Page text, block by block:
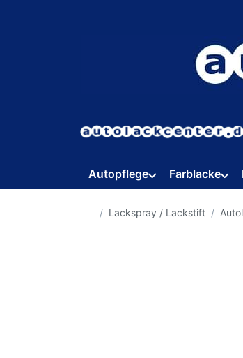
Autopflege Farblacke
Startseite
Lackspray / Lackstift